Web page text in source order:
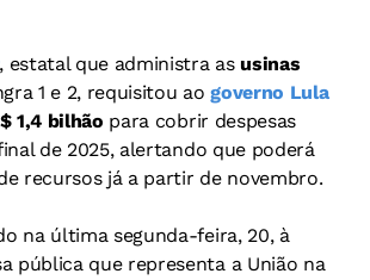
, estatal que administra as usinas
1 e 2, requisitou aogoverno Lula
1,4 bilhão para cobrir despesas
de 2025, alertando que poderá
recursos já a partir de novembro.
na última segunda-feira, 20, à
pública que representa a União na